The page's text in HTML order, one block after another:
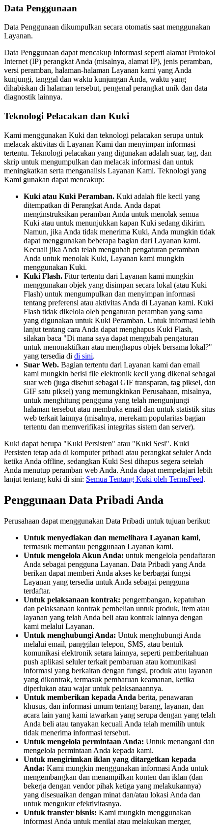
Data Penggunaan
Data Penggunaan dikumpulkan secara otomatis saat menggunakan
Layanan.
Data Penggunaan dapat mencakup informasi seperti alamat Protokol
Internet (IP) perangkat Anda (misalnya, alamat IP), jenis peramban,
versi peramban, halaman-halaman Layanan kami yang Anda
kunjungi, tanggal dan waktu kunjungan Anda, waktu yang
dihabiskan di halaman tersebut, pengenal perangkat unik dan data
diagnostik lainnya.
Teknologi Pelacakan dan Kuki
Kami menggunakan Kuki dan teknologi pelacakan serupa untuk
melacak aktivitas di Layanan Kami dan menyimpan informasi
tertentu. Teknologi pelacakan yang digunakan adalah suar, tag, dan
skrip untuk mengumpulkan dan melacak informasi dan untuk
meningkatkan serta menganalisis Layanan Kami. Teknologi yang
Kami gunakan dapat mencakup:
Kuki atau Kuki Peramban. Kuki adalah file kecil yang
ditempatkan di Perangkat Anda. Anda dapat
menginstruksikan peramban Anda untuk menolak semua
Kuki atau untuk menunjukkan kapan Kuki sedang dikirim.
Namun, jika Anda tidak menerima Kuki, Anda mungkin tidak
dapat menggunakan beberapa bagian dari Layanan kami.
Kecuali jika Anda telah mengubah pengaturan peramban
Anda untuk menolak Kuki, Layanan kami mungkin
menggunakan Kuki.
Kuki Flash. Fitur tertentu dari Layanan kami mungkin
menggunakan objek yang disimpan secara lokal (atau Kuki
Flash) untuk mengumpulkan dan menyimpan informasi
tentang preferensi atau aktivitas Anda di Layanan kami. Kuki
Flash tidak dikelola oleh pengaturan peramban yang sama
yang digunakan untuk Kuki Peramban. Untuk informasi lebih
lanjut tentang cara Anda dapat menghapus Kuki Flash,
silakan baca "Di mana saya dapat mengubah pengaturan
untuk menonaktifkan atau menghapus objek bersama lokal?"
yang tersedia di di sini.
Suar Web. Bagian tertentu dari Layanan kami dan email
kami mungkin berisi file elektronik kecil yang dikenal sebagai
suar web (juga disebut sebagai GIF transparan, tag piksel, dan
GIF satu piksel) yang memungkinkan Perusahaan, misalnya,
untuk menghitung pengguna yang telah mengunjungi
halaman tersebut atau membuka email dan untuk statistik situs
web terkait lainnya (misalnya, merekam popularitas bagian
tertentu dan memverifikasi integritas sistem dan server).
Kuki dapat berupa "Kuki Persisten" atau "Kuki Sesi". Kuki
Persisten tetap ada di komputer pribadi atau perangkat seluler Anda
ketika Anda offline, sedangkan Kuki Sesi dihapus segera setelah
Anda menutup peramban web Anda. Anda dapat mempelajari lebih
lanjut tentang kuki di sini: Semua Tentang Kuki oleh TermsFeed.
Penggunaan Data Pribadi Anda
Perusahaan dapat menggunakan Data Pribadi untuk tujuan berikut:
Untuk menyediakan dan memelihara Layanan kami,
termasuk memantau penggunaan Layanan kami.
Untuk mengelola Akun Anda: untuk mengelola pendaftaran
Anda sebagai pengguna Layanan. Data Pribadi yang Anda
berikan dapat memberi Anda akses ke berbagai fungsi
Layanan yang tersedia untuk Anda sebagai pengguna
terdaftar.
Untuk pelaksanaan kontrak: pengembangan, kepatuhan
dan pelaksanaan kontrak pembelian untuk produk, item atau
layanan yang telah Anda beli atau kontrak lainnya dengan
kami melalui Layanan.
Untuk menghubungi Anda: Untuk menghubungi Anda
melalui email, panggilan telepon, SMS, atau bentuk
komunikasi elektronik setara lainnya, seperti pemberitahuan
push aplikasi seluler terkait pembaruan atau komunikasi
informasi yang berkaitan dengan fungsi, produk atau layanan
yang dikontrak, termasuk pembaruan keamanan, ketika
diperlukan atau wajar untuk pelaksanaannya.
Untuk memberikan kepada Anda berita, penawaran
khusus, dan informasi umum tentang barang, layanan, dan
acara lain yang kami tawarkan yang serupa dengan yang telah
Anda beli atau tanyakan kecuali Anda telah memilih untuk
tidak menerima informasi tersebut.
Untuk mengelola permintaan Anda: Untuk menangani dan
mengelola permintaan Anda kepada kami.
Untuk mengirimkan iklan yang ditargetkan kepada
Anda: Kami mungkin menggunakan informasi Anda untuk
mengembangkan dan menampilkan konten dan iklan (dan
bekerja dengan vendor pihak ketiga yang melakukannya)
yang disesuaikan dengan minat dan/atau lokasi Anda dan
untuk mengukur efektivitasnya.
Untuk transfer bisnis: Kami mungkin menggunakan
informasi Anda untuk menilai atau melakukan merger,